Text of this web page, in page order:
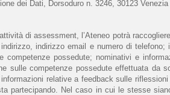
dei Dati, Dorsoduro n. 3246, 30123 Venezia
di assessment, l’Ateneo potrà
indirizzo email e numero di telefono;
competenze possedute; nominativi e
sulle competenze possedute effettuata da
relative a feedback sulle
partecipando. Nel caso in cui le stesse